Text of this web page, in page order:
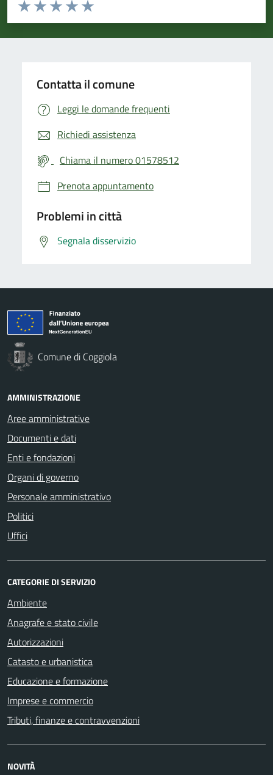
Valuta 5 stelle su 5
Valuta 4 stelle su 5
Valuta 3 stelle su 5
Valuta 2 stelle su 5
Valuta 1 stelle su 5
Contatta il comune
Leggi le domande frequenti
Richiedi assistenza
Chiama il numero 01578512
Prenota appuntamento
Problemi in città
Segnala disservizio
Comune di Coggiola
AMMINISTRAZIONE
Aree amministrative
Documenti e dati
Enti e fondazioni
Organi di governo
Personale amministrativo
Politici
Uffici
CATEGORIE DI SERVIZIO
Ambiente
Anagrafe e stato civile
Autorizzazioni
Catasto e urbanistica
Educazione e formazione
Imprese e commercio
Tributi, finanze e contravvenzioni
NOVITÀ